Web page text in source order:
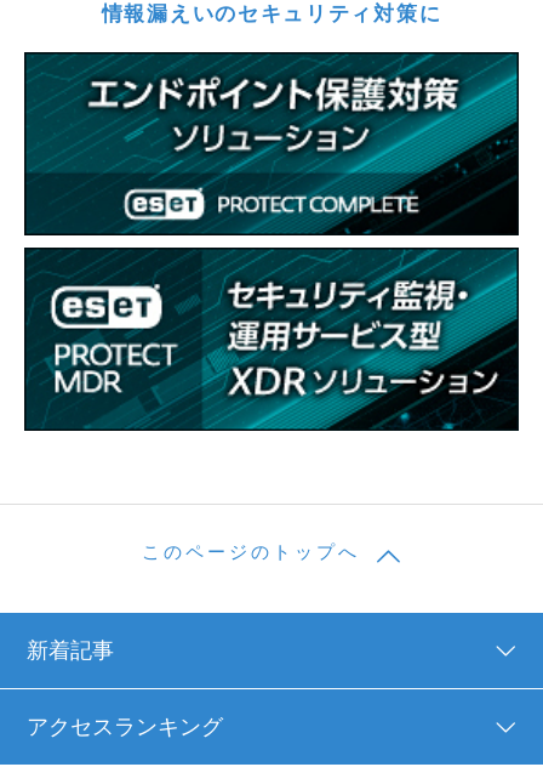
情報漏えいのセキュリティ対策に
このページのトップへ
新着記事
アクセスランキング